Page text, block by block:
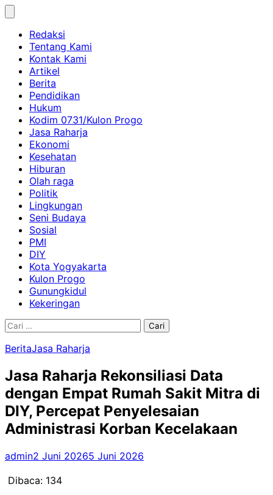
Skip
contentRedaksi
Tentang Kami
Kontak Kami
Artikel
Berita
Pendidikan
Hukum
Kodim 0731/Kulon Progo
Jasa Raharja
Ekonomi
Kesehatan
Hiburan
Olah raga
Politik
Lingkungan
Seni Budaya
Sosial
PMI
DIY
Kota Yogyakarta
Kulon Progo
Gunungkidul
Kekeringan
Cari
BeritaJasa Raharja
Jasa Raharja Rekonsiliasi Data
dengan Empat Rumah Sakit Mitra di
DIY, Percepat Penyelesaian
Administrasi Korban Kecelakaan
admin2 Juni 20265 Juni 2026
Dibaca: 134